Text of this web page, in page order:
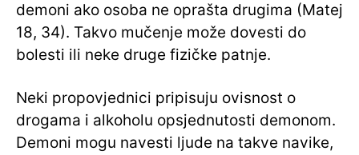
demoni ako osoba ne oprašta drugima (Matej
18, 34). Takvo mučenje može dovesti do
bolesti ili neke druge fizičke patnje.
Neki propovjednici pripisuju ovisnost o
drogama i alkoholu opsjednutosti demonom.
Demoni mogu navesti ljude na takve navike,